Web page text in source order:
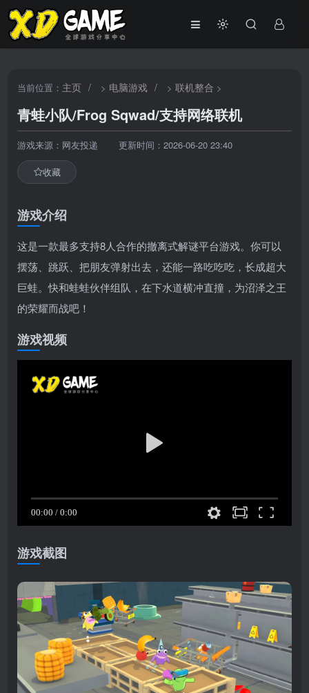
当前位置： 主页 / > 电脑游戏 / >联机整合 >
青蛙小队/Frog Sqwad/支持网络联机
游戏来源：网友投递 更新时间：2026-06-20 23:40
收藏
游戏介绍
这是一款最多支持8人合作的撤离式解谜平台游戏。你可以
摆荡、跳跃、把朋友弹射出去，还能一路吃吃吃，长成超大
巨蛙。快和蛙蛙伙伴组队，在下水道横冲直撞，为沼泽之王
的荣耀而战吧！
游戏视频
游戏截图